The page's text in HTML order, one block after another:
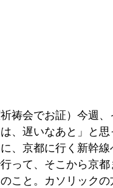
祷会でお証）今週
、遅いなあと」と
、京都に行く新幹
って、そこから京
こと。カソリック